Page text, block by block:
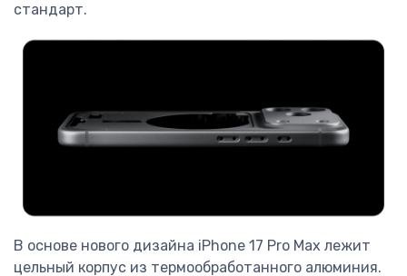
стандарт.
В основе нового дизайна iPhone 17 Pro Max лежит
цельный корпус из термообработанного алюминия.